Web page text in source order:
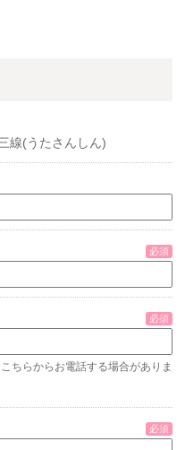
線(うたさんしん)
必須
必須
ちらからお電話する場合がありま
必須